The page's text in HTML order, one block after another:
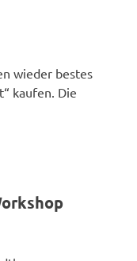
wieder bestes
kaufen. Die